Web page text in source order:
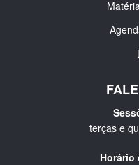
terças e
Horário